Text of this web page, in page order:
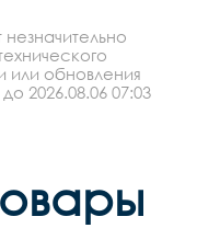
или обновления
2026.08.06 07:03